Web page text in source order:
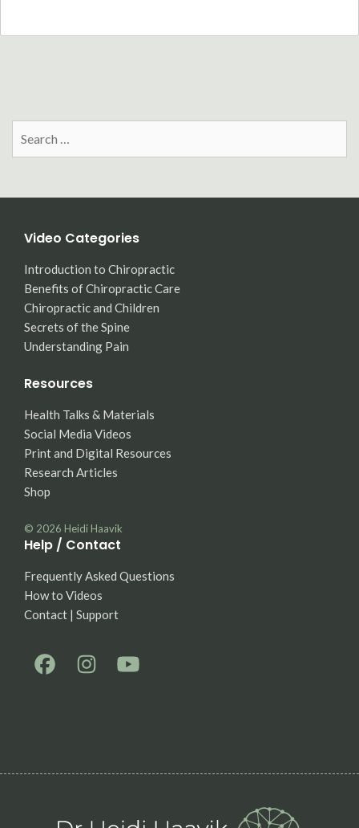
Video Categories
Introduction to Chiropractic
Benefits of Chiropractic Care
Chiropractic and Children
Secrets of the Spine
Understanding Pain
Resources
Health Talks & Materials
Social Media Videos
Print and Digital Resources
Research Articles
Shop
© 2026 Heidi Haavik
Help / Contact
Frequently Asked Questions
How to Videos
Contact | Support